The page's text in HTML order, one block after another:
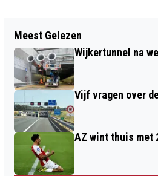
VERMISTE EN
DIERENAMBULANCE
Meest Gelezen
Wijkertunnel na
Vijf vragen over
AZ wint thuis met